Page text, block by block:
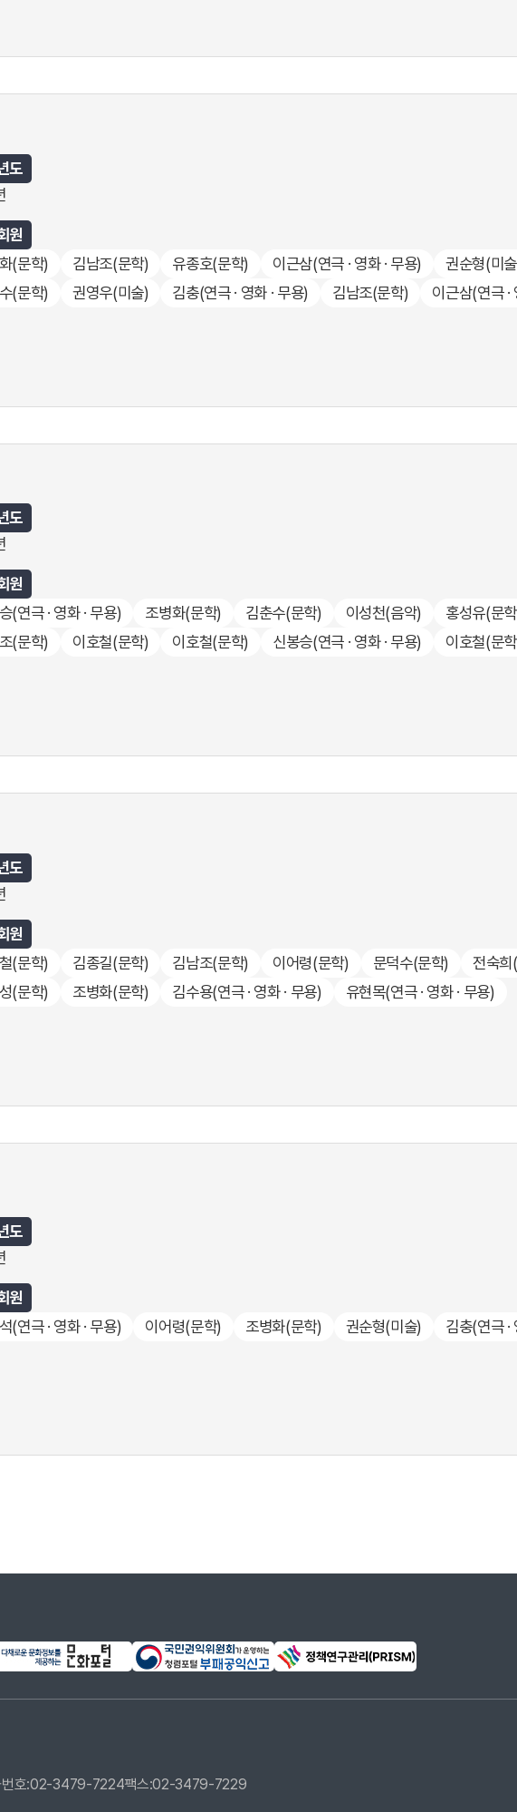
도
원
(문학) 김남조(문학) 유종호(문학) 이근삼(연극 · 영화 · 무용) 권순형(미
(문학) 권영우(미술) 김충(연극 · 영화 · 무용) 김남조(문학) 이근삼(연극 ·
도
원
(연극 · 영화 · 무용) 조병화(문학) 김춘수(문학) 이성천(음악) 홍성유(문
(문학) 이호철(문학) 이호철(문학) 신봉승(연극 · 영화 · 무용) 이호철(문
도
원
(문학) 김종길(문학) 김남조(문학) 이어령(문학) 문덕수(문학) 전숙희
(문학) 조병화(문학) 김수용(연극 · 영화 · 무용) 유현목(연극 · 영화 · 무용)
도
원
(연극 · 영화 · 무용) 이어령(문학) 조병화(문학) 권순형(미술) 김충(연극 ·
번호:02-3479-7224팩스:02-3479-7229